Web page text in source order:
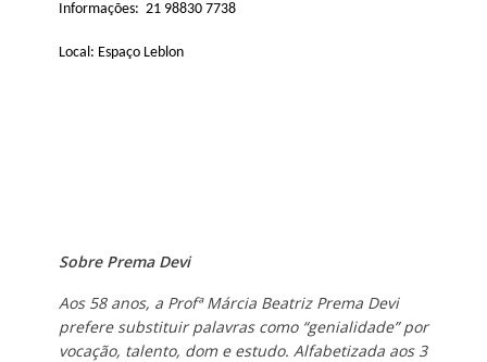
Informações: 21 98830 7738
Local: Espaço Leblon
Sobre Prema Devi
Aos 58 anos, a Profª Márcia Beatriz Prema Devi
prefere substituir palavras como “genialidade” por
vocação, talento, dom e estudo. Alfabetizada aos 3